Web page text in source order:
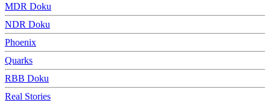
MDR Doku
NDR Doku
Phoenix
Quarks
RBB Doku
Real Stories